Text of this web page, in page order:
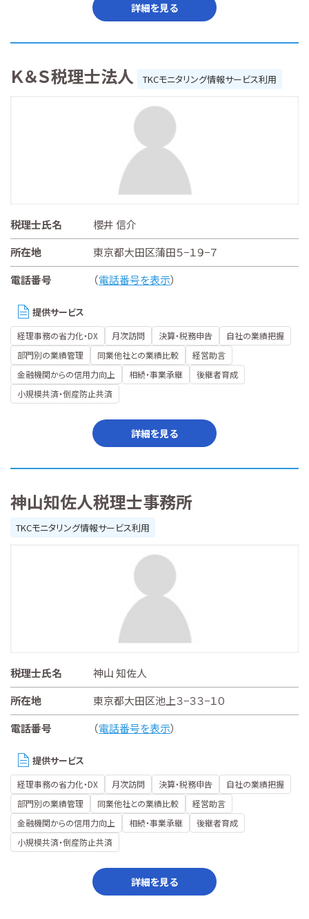
詳細を見る
Ｋ＆Ｓ税理士法人 TKCモニタリング情報サービス利用
税理士氏名
櫻井 信介
所在地
東京都大田区蒲田５−１９−７
電話番号
（電話番号を表示）
提供サービス
経理事務の省力化・DX 月次訪問 決算・税務申告
自社の業績把握
部門別の業績管理
同業他社との業績比較
経営助言
金融機関からの信用力向上
相続・事業承継
後継者育成
小規模共済・倒産防止共済
詳細を見る
神山知佐人税理士事務所
TKCモニタリング情報サービス利用
税理士氏名
神山 知佐人
所在地
東京都大田区池上３−３３−１０
電話番号
（電話番号を表示）
提供サービス
経理事務の省力化・DX 月次訪問 決算・税務申告
自社の業績把握
部門別の業績管理
同業他社との業績比較
経営助言
金融機関からの信用力向上
相続・事業承継
後継者育成
小規模共済・倒産防止共済
詳細を見る